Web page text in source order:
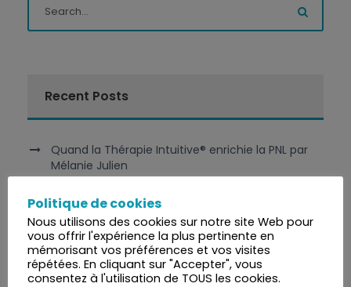
Recent Posts
Quand la Thérapie Intuitive® enrichie la PNL par
Mélanie Julien
Thérapie Intuitive® et Shiastu par Virginie Breton
La valeur personnelle : Cultiver son propre jardin
plutôt que se comparer aux autres
Politique de cookies
Nous utilisons des cookies sur notre site Web pour
vous offrir l'expérience la plus pertinente en
mémorisant vos préférences et vos visites
répétées. En cliquant sur "Accepter", vous
consentez à l'utilisation de TOUS les cookies.